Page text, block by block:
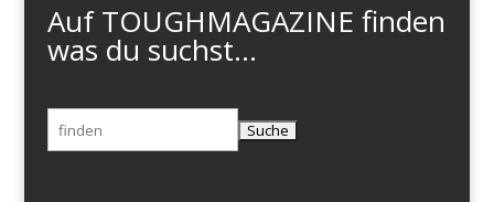
Auf TOUGHMAGAZINE finden
was du suchst...
Suchen
nach: